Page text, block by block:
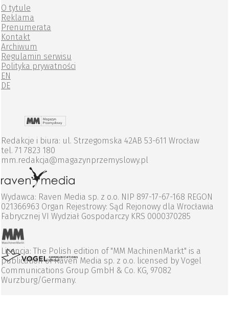
O tytule
Reklama
Prenumerata
Kontakt
Archiwum
Regulamin serwisu
Polityka prywatności
EN
DE
Redakcje i biura: ul. Strzegomska 42AB 53-611 Wrocław
tel. 71 7823 180
mm.redakcja@magazynprzemyslowy.pl
Wydawca: Raven Media sp. z o.o. NIP 897-17-67-168 REGON
021366963 Organ Rejestrowy: Sąd Rejonowy dla Wrocławia
Fabrycznej VI Wydział Gospodarczy KRS 0000370285
Licencja: The Polish edition of "MM MachinenMarkt" is a
publication of Raven Media sp. z o.o. licensed by Vogel
Communications Group GmbH & Co. KG, 97082
Wurzburg/Germany.